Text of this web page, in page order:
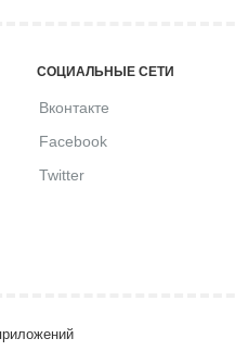
СОЦИАЛЬНЫЕ СЕТИ
Вконтакте
Facebook
Twitter